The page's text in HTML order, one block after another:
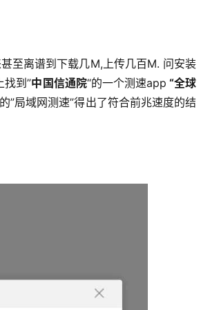
至离谱到下载几M,上传几百M. 问安装
找到”中国信通院“的一个测速app “全球
”局域网测速”得出了符合前兆速度的结